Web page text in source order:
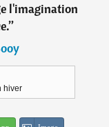
l'imagination
”
hiver